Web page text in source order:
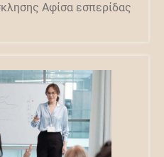
Αφίσα εσπερίδας